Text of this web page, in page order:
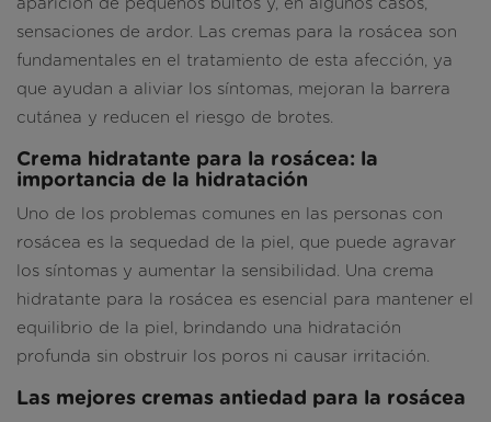
aparición de pequeños bultos y, en algunos casos,
sensaciones de ardor. Las cremas para la rosácea son
fundamentales en el tratamiento de esta afección, ya
que ayudan a aliviar los síntomas, mejoran la barrera
cutánea y reducen el riesgo de brotes.
Crema hidratante para la rosácea: la
importancia de la hidratación
Uno de los problemas comunes en las personas con
rosácea es la sequedad de la piel, que puede agravar
los síntomas y aumentar la sensibilidad. Una crema
hidratante para la rosácea es esencial para mantener el
equilibrio de la piel, brindando una hidratación
profunda sin obstruir los poros ni causar irritación.
Las mejores cremas antiedad para la rosácea